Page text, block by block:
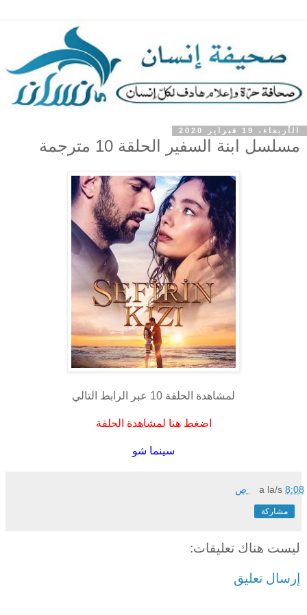
الأربعاء، 19 فبراير 2020
مسلسل ابنة السفير الحلقة 10 مترجمة
لمشاهدة الحلقة 10 عبر الرابط التالي
اضغط هنا لمشاهدة الحلقة
سينما شو
a la/s8:08 ص
مشاركة
ليست هناك تعليقات:
إرسال تعليق